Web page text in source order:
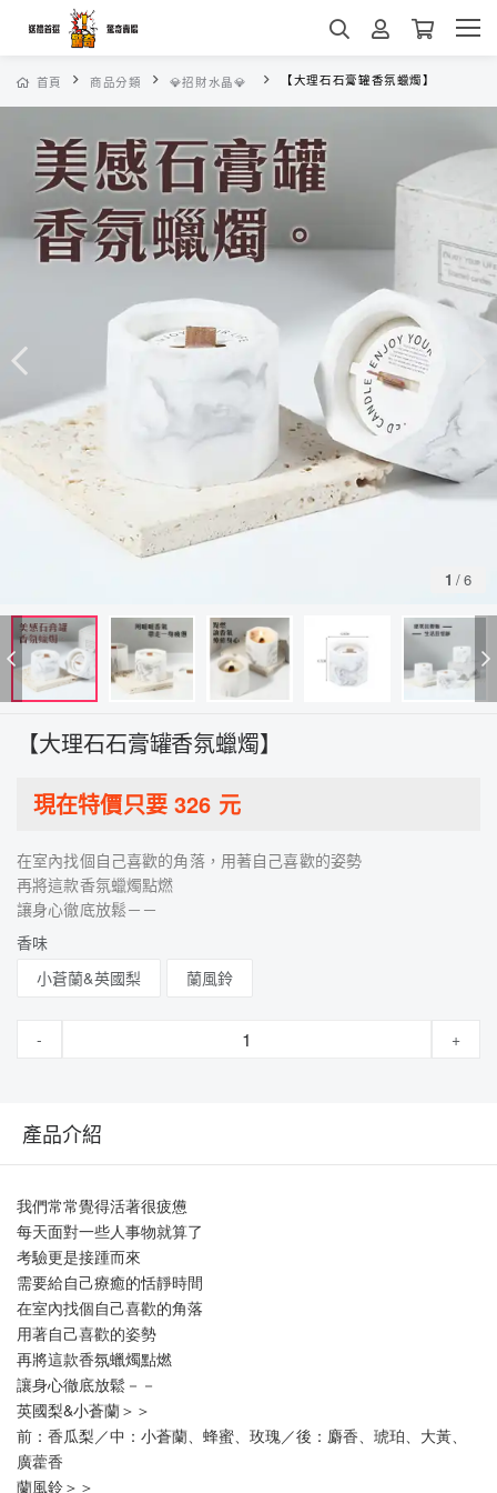
首頁 商品分類 💎招財水晶💎 【大理石石膏罐香氛蠟燭】
1 /6
【大理石石膏罐香氛蠟燭】
現在特價只要 326 元
在室內找個自己喜歡的角落，用著自己喜歡的姿勢
再將這款香氛蠟燭點燃
讓身心徹底放鬆－－
香味
小蒼蘭&英國梨
蘭風鈴
- +
產品介紹
我們常常覺得活著很疲憊
每天面對一些人事物就算了
考驗更是接踵而來
需要給自己療癒的恬靜時間
在室內找個自己喜歡的角落
用著自己喜歡的姿勢
再將這款香氛蠟燭點燃
讓身心徹底放鬆－－
英國梨&小蒼蘭＞＞
前：香瓜梨／中：小蒼蘭、蜂蜜、玫瑰／後：麝香、琥珀、大黃、
廣藿香
蘭風鈴＞＞